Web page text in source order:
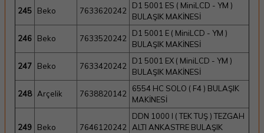
245 Beko 7633620242
D1 5001 ES ( MiniLCD - YM )
BULAŞIK MAKİNESİ
246 Beko 7633520242
D1 5001 E ( MiniLCD - YM )
BULAŞIK MAKİNESİ
247 Beko 7633420242
D1 5001 EX ( MiniLCD - YM )
BULAŞIK MAKİNESİ
248 Arçelik 7638820142
6554 HC SOLO ( F4 ) BULAŞIK
MAKİNESİ
249 Beko 7646120242
DDN 1000 I ( TEK TUŞ ) TEZGAH
ALTI ANKASTRE BULAŞIK